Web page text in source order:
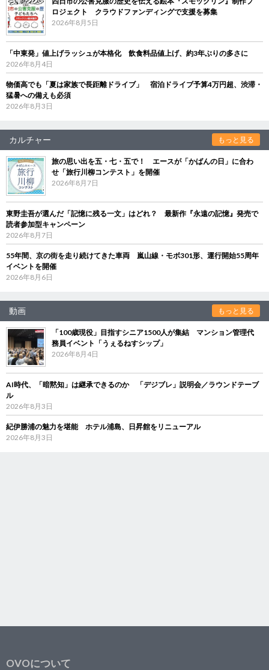
ロジェクト クラウドファンディングで支援を募集
2026年8月5日
「中東発」値上げラッシュが本格化 飲食料品値上げ、約3年ぶりの多さに
2026年8月4日
物価高でも「夏は家族で長距離ドライブ」 宿泊ドライブ予算4万円超、渋滞・
猛暑への備えも必須
2026年8月3日
カルチャー もっと見る
旅の思い出を五・七・五で！ エースが「かばんの日」に合わ
せ「旅行川柳コンテスト」を開催
2026年8月7日
東野圭吾が選んだ「記憶に残る一文」はどれ？ 最新作『永遠の記憶』発売で
読者参加型キャンペーン
2026年8月7日
55年間、京の街を走り続けてきた車両 嵐山線・モボ301形、運行開始55周年
イベントを開催
2026年8月6日
動画 もっと見る
「100歳現役」目指すシニア1500人が集結 マンション管理代
務員イベント「うぇるねすシップ」
2026年8月4日
AI時代、「暗黙知」は継承できるのか 「デジブレ」説明会／ラウンドテーブ
ル
2026年8月3日
紀伊勝浦の魅力を堪能 ホテル浦島、日昇館をリニューアル
2026年8月3日
OVOについて